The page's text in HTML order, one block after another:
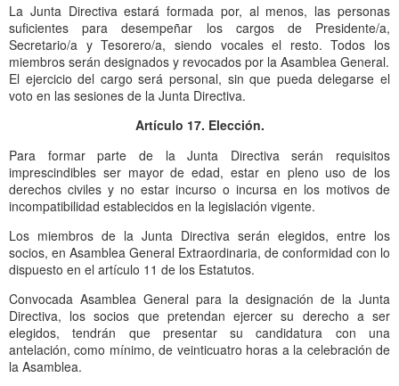
La Junta Directiva estará formada por, al menos, las personas
suficientes para desempeñar los cargos de Presidente/a,
Secretario/a y Tesorero/a, siendo vocales el resto. Todos los
miembros serán designados y revocados por la Asamblea General.
El ejercicio del cargo será personal, sin que pueda delegarse el
voto en las sesiones de la Junta Directiva.
Artículo 17. Elección.
Para formar parte de la Junta Directiva serán requisitos
imprescindibles ser mayor de edad, estar en pleno uso de los
derechos civiles y no estar incurso o incursa en los motivos de
incompatibilidad establecidos en la legislación vigente.
Los miembros de la Junta Directiva serán elegidos, entre los
socios, en Asamblea General Extraordinaria, de conformidad con lo
dispuesto en el artículo 11 de los Estatutos.
Convocada Asamblea General para la designación de la Junta
Directiva, los socios que pretendan ejercer su derecho a ser
elegidos, tendrán que presentar su candidatura con una
antelación, como mínimo, de veinticuatro horas a la celebración de
la Asamblea.